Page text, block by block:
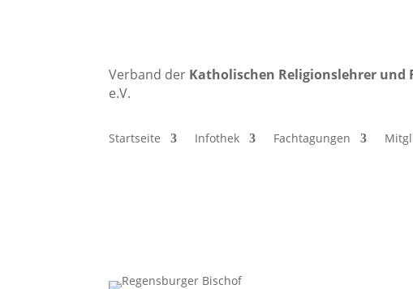
Verband der Katholischen Religionslehrer
e.V.
Startseite Infothek Fachtagungen